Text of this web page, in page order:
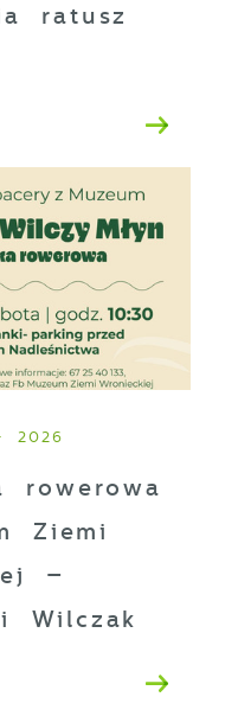
ratusz
rowerowa
Ziemi
–
Wilczak